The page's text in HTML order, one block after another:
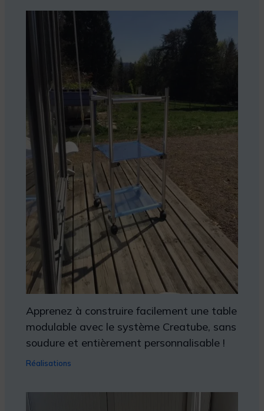
Apprenez à construire facilement une table
modulable avec le système Creatube, sans
soudure et entièrement personnalisable !
Réalisations